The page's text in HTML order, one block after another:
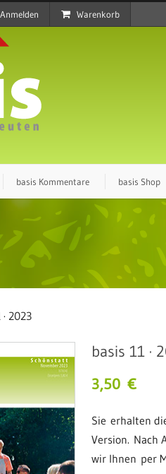
Anmelden Warenkorb
basis Kommentare basis Shop
2023
basis 11 ·
3,50€
Sie erhalten
Version. Nach
wir Ihnen per